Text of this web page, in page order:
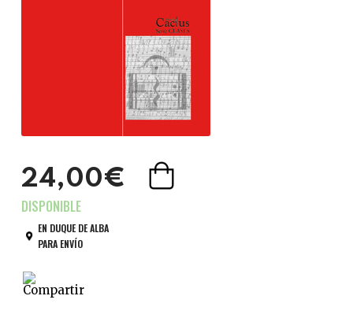
24,00€
EN DUQUE DE ALBA
PARA ENVÍO